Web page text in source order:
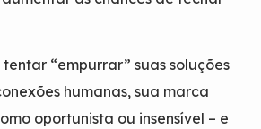
“empurrar” suas soluções
humanas, sua marca
oportunista ou insensível – e